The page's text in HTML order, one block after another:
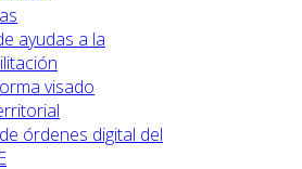
ayudas a la
visado
órdenes digital del